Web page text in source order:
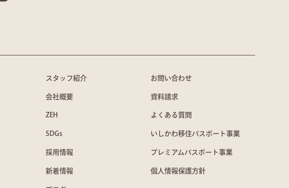
スタッフ紹介
会社概要
ZEH
SDGs
採用情報
新着情報
お問い合わせ
資料請求
よくある質問
いしかわ移住パスポート事業
プレミアムパスポート事業
個人情報保護方針